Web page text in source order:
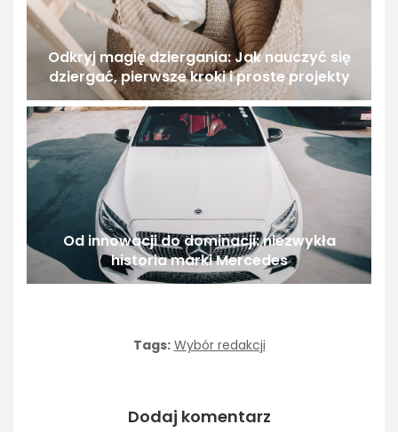
Odkryj magię dziergania: Jak nauczyć się
dziergać, pierwsze kroki i proste projekty
Od innowacji do dominacji: niezwykła
historia marki Mercedes
Tags: Wybór redakcji
Dodaj komentarz